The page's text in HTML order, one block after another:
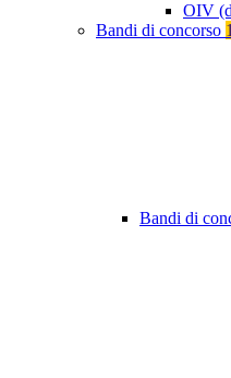
OIV
Bandi di concorso 1
Bandi di